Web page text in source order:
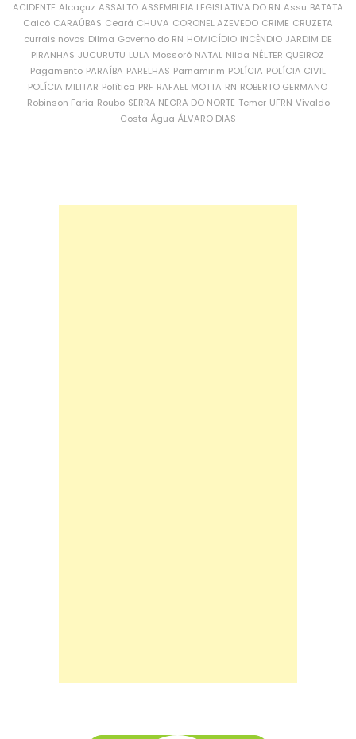
ACIDENTE Alcaçuz ASSALTO ASSEMBLEIA LEGISLATIVA DO RN Assu BATATA
Caicó CARAÚBAS Ceará CHUVA CORONEL AZEVEDO CRIME CRUZETA
currais novos Dilma Governo do RN HOMICÍDIO INCÊNDIO JARDIM DE
PIRANHAS JUCURUTU LULA Mossoró NATAL Nilda NÉLTER QUEIROZ
Pagamento PARAÍBA PARELHAS Parnamirim POLÍCIA POLÍCIA CIVIL
POLÍCIA MILITAR Política PRF RAFAEL MOTTA RN ROBERTO GERMANO
Robinson Faria Roubo SERRA NEGRA DO NORTE Temer UFRN Vivaldo
Costa Água ÁLVARO DIAS